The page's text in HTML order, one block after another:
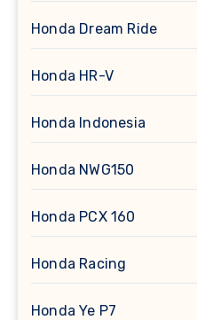
Honda Dream Ride
Honda HR-V
Honda Indonesia
Honda NWG150
Honda PCX 160
Honda Racing
Honda Ye P7